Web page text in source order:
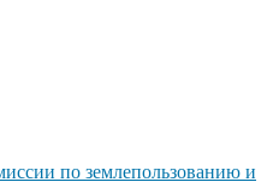
по землепользованию и